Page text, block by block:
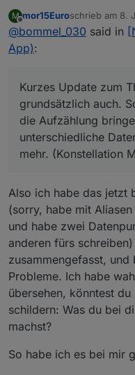
@
mit
Ja
die
mehr.
Dann hab
kann den
regeln.
das
Main body
Jetzt habe
Ladestrom
schön
anzeigen
M
Offline
mor15Euroschrieb am 8.
zuletzt editiert
@bommel_030 said in
App):
Kurzes Update zum
grundsätzlich auch.
die Aufzählung
unterschiedliche
mehr. (Konstellation
Also ich habe das jetzt
(sorry, habe mit
und habe zwei
anderen fürs
zusammengefasst,
Probleme. Ich habe
übersehen, könntest
schildern: Was du bei
machst?
So habe ich es bei mir